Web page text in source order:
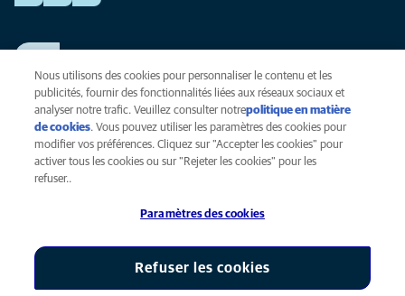
Voir nos offres d'emploi
Vie privée
Légal
Cookies
AniCura est une filiale de Mars, Inc © 2026
Nous utilisons des cookies pour personnaliser le contenu et les
publicités, fournir des fonctionnalités liées aux réseaux sociaux et
analyser notre trafic. Veuillez consulter notrepolitique en matière
de cookies(opens in a new tab)
. Vous pouvez utiliser les paramètres des cookies pour
modifier vos préférences. Cliquez sur "Accepter les cookies" pour
activer tous les cookies ou sur "Rejeter les cookies" pour les
refuser..
Paramètres des cookies
Refuser les cookies